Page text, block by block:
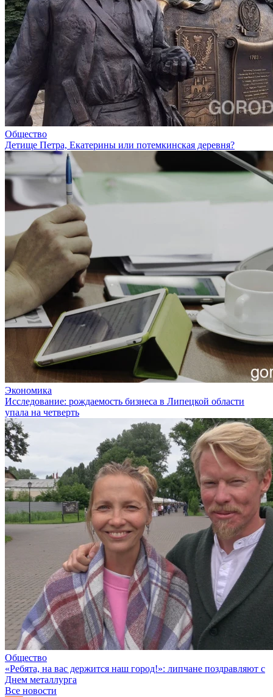
Общество
Детище Петра, Екатерины или потемкинская деревня?
Экономика
Исследование: рождаемость бизнеса в Липецкой области
упала на четверть
Общество
«Ребята, на вас держится наш город!»: липчане поздравляют с
Днем металлурга
Все новости